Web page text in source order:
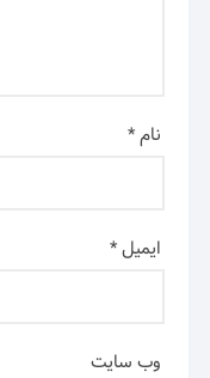
نام*
ایمیل*
وب‌ سایت